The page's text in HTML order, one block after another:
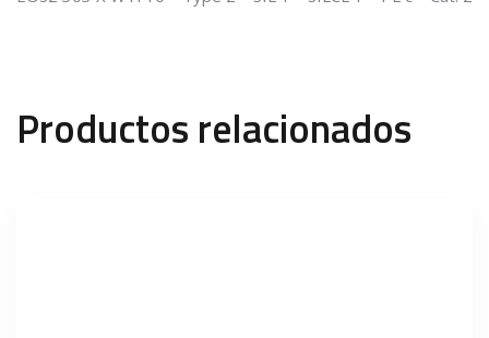
Productos relacionados